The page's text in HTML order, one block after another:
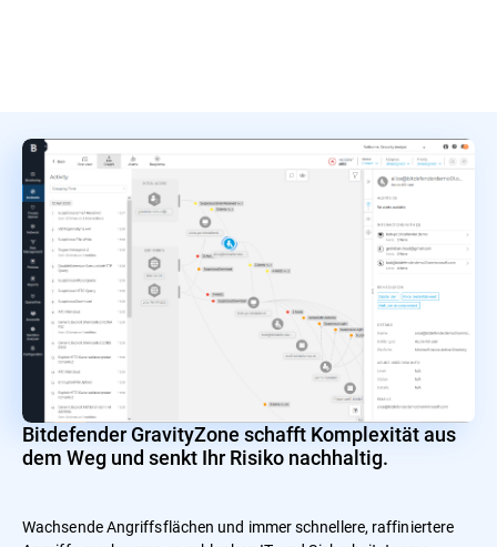
Bitdefender GravityZone schafft Komplexität aus
dem Weg und senkt Ihr Risiko nachhaltig.
Wachsende Angriffsflächen und immer schnellere, raffiniertere